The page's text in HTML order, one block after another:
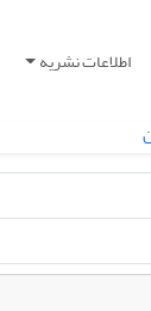
اطلاعات نشریه